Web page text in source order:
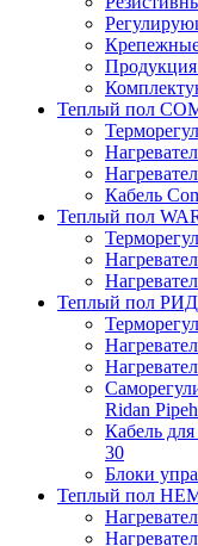
Теплый пол
Кабель
Теплый пол
Теплый пол
Ridan
Кабель
30
Блоки
Теплый пол